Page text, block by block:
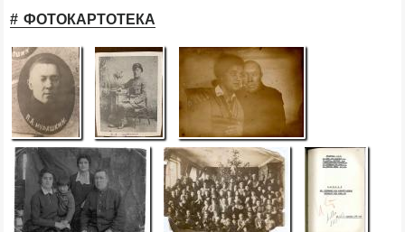
ФОТОКАРТОТЕКА